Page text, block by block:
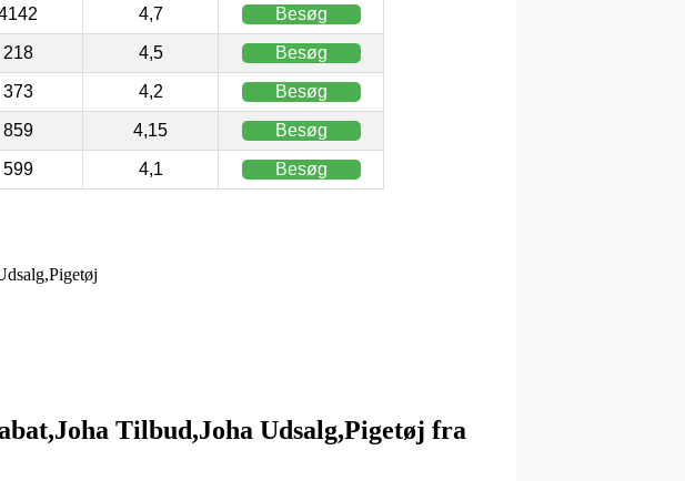
4,7 Besøg
218 4,5 Besøg
373 4,2 Besøg
859 4,15 Besøg
599 4,1 Besøg
Tilbud,Joha Udsalg,Pigetøj fra